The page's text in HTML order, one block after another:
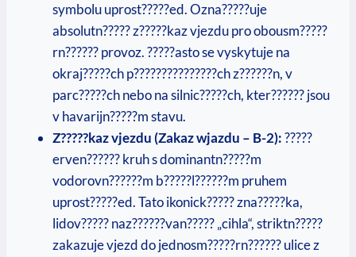
symbolu uprost?????ed. Ozna?????uje
absolutn????? z?????kaz vjezdu pro obousm?????
rn?????? provoz. ?????asto se vyskytuje na
okraj?????ch p???????????????ch z??????n, v
parc?????ch nebo na silnic?????ch, kter?????? jsou
v havarijn?????m stavu.
Z?????kaz vjezdu (Zakaz wjazdu – B-2):?????
erven?????? kruh s dominantn?????m
vodorovn??????m b?????l??????m pruhem
uprost?????ed. Tato ikonick????? zna?????ka,
lidov????? naz??????van????? „cihla“, striktn?????
zakazuje vjezd do jednosm?????rn?????? ulice z